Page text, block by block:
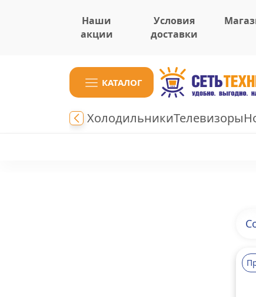
Наши
акции
Условия
доставки
КАТАЛОГ
ХолодильникиТелевизоры